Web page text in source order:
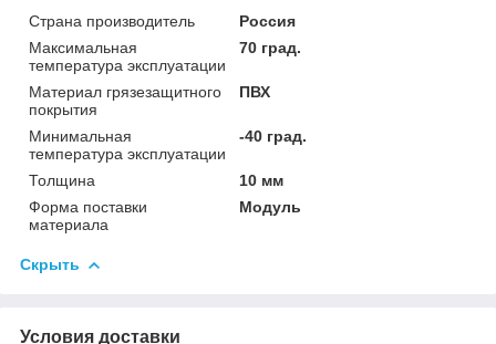
Страна производитель
Россия
Максимальная
температура эксплуатации
70 град.
Материал грязезащитного
покрытия
ПВХ
Минимальная
температура эксплуатации
-40 град.
Толщина
10 мм
Форма поставки
материала
Модуль
Скрыть
Условия доставки